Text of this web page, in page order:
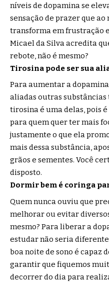
níveis de dopamina se
sensação de prazer que ao
transforma em frustração
Micael da Silva acredita
rebote, não é mesmo?
Tirosina pode ser sua
Para aumentar a
aliadas outras substâncias
tirosina é uma delas, pois
para quem quer ter mais
justamente o que ela
mais dessa substância,
grãos e sementes. Você
disposto.
Dormir bem é coringa
Quem nunca ouviu que
melhorar ou evitar
mesmo? Para liberar a
estudar não seria
boa noite de sono é capaz
garantir que fiquemos
decorrer do dia para